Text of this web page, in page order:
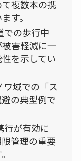
複数本の携
す。
での歩行中
害軽減に一
を示してい
ワ域での「ス
の典型例で
行が有効に
管理の重要